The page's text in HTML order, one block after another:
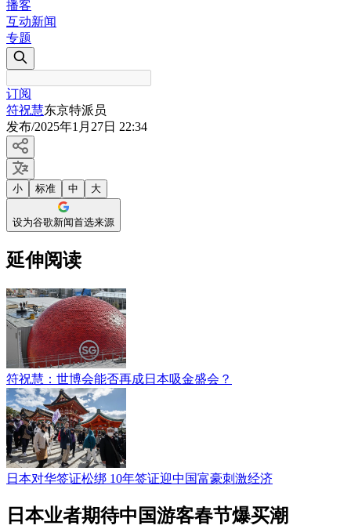
播客
互动新闻
专题
订阅
符祝慧东京特派员
发布/2025年1月27日 22:34
小 标准 中 大
设为谷歌新闻首选来源
延伸阅读
符祝慧：世博会能否再成日本吸金盛会？
日本对华签证松绑 10年签证迎中国富豪刺激经济
日本业者期待中国游客春节爆买潮